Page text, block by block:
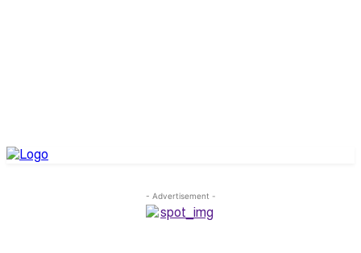
- Advertisement -